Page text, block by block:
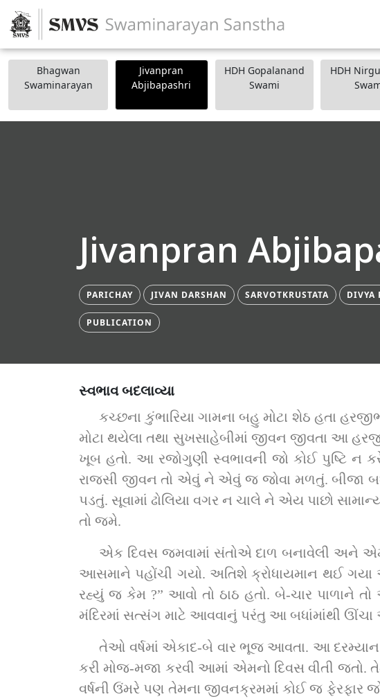
Bhagwan
Swaminarayan
Jivanpran
Abjibapashri
HDH Gopalanand
Swami
HDH
Jivanpran
PARICHAY JIVAN DARSHAN SARVOTKRUSTATA DIVYA
PUBLICATION
સ્વભાવ બદલાવ્યા
કચ્છના કુંભારિયા ગામના બહુ મોટા શેઠ હતા
મોટા થયેલા તથા સુખસાહેબીમાં જીવન જીવતા આ
ખૂબ હતો. આ રજોગુણી સ્વભાવની જો કોઈ પુષ્ટિ ન
રાજસી જીવન તો એવું ને એવું જ જોવા મળતું. બીજા
પડતું. સૂવામાં ઢોલિયા વગર ન ચાલે ને એય પાછો
તો જમે.
એક દિવસ જમવામાં સંતોએ દાળ બનાવેલી અને
આસમાને પહોંચી ગયો. અતિશે ક્રોધાયમાન થઈ ગયા
રહ્યું જ કેમ ?” આવો તો ઠાઠ હતો. બે-ચાર પાળાને
મંદિરમાં સત્સંગ માટે આવવાનું પરંતુ આ બધાંમાંથી ઊંચા
તેઓ વર્ષમાં એકાદ-બે વાર ભૂજ આવતા. આ દરમ્યાન
કરી મોજ-મજા કરવી આમાં એમનો દિવસ વીતી જતો.
વર્ષની ઉંમરે પણ તેમના જીવનક્રમમાં કોઈ જ ફેરફાર